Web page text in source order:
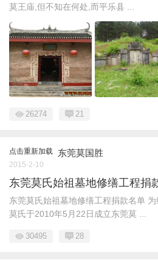
莫王庙,但不知在何处,而平乐县 ...
26274 21
点击重新加载 东莞莫国胜
2015-2-10
东莞莫氏始祖墓地修缮工程捐
东莞莫氏始祖墓地修缮工程捐款名单
莫氏于2010年5月22日成立东莞莫 ...
30495 28